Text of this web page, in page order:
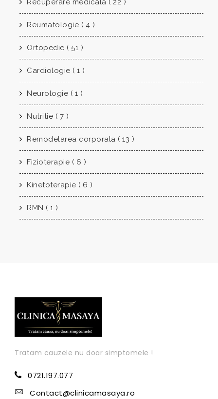
Recuperare medicala ( 22 )
Reumatologie ( 4 )
Ortopedie ( 51 )
Cardiologie ( 1 )
Neurologie ( 1 )
Nutritie ( 7 )
Remodelarea corporala ( 13 )
Fizioterapie ( 6 )
Kinetoterapie ( 6 )
RMN ( 1 )
Tratam cauzele nu doar simptomele !
0721.197.077
Contact@clinicamasaya.ro